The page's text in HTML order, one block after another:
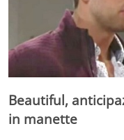
Beautiful,
in manette